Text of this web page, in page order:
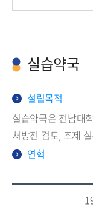
실습약국
설립목적
실습약국은 전남대
처방전 검토, 조제
의약정보제공 등의
연혁